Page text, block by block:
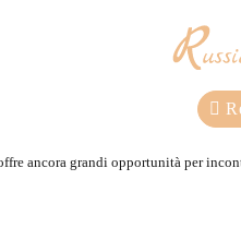
ancora grandi opportunità per